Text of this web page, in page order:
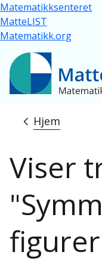
Hopp til hovedinnhold
Matematikksenteret
MatteLIST
Matematikk.org
Hjem
Viser